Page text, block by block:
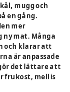
mugg och
en gång.
mer
mat. Många
och klarar att
är anpassade
det lättare att
frukost, mellis